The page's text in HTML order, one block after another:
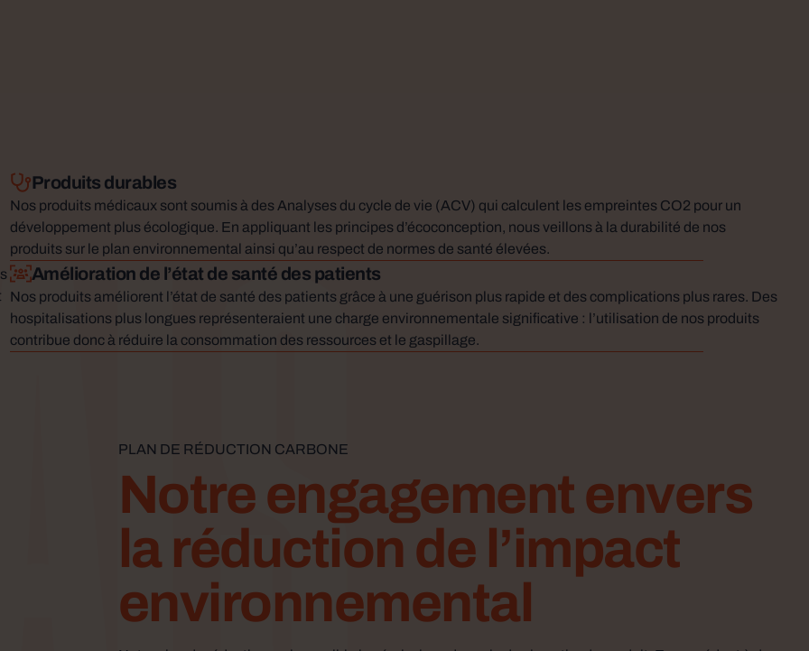
Produits durables
Nos produits médicaux sont soumis à des Analyses du cycle de vie (ACV) qui calculent les empreintes CO2 pour un
développement plus écologique. En appliquant les principes d’écoconception, nous veillons à la durabilité de nos
produits sur le plan environnemental ainsi qu’au respect de normes de santé élevées.
Amélioration de l’état de santé des patients
Nos produits améliorent l’état de santé des patients grâce à une guérison plus rapide et des complications plus rares. Des
hospitalisations plus longues représenteraient une charge environnementale significative : l’utilisation de nos produits
contribue donc à réduire la consommation des ressources et le gaspillage.
PLAN DE RÉDUCTION CARBONE
Notre engagement envers
la réduction de l’impact
environnemental